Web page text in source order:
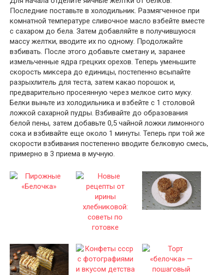
Последние поставьте в холодильник. Размягченное при
комнатной температуре сливочное масло взбейте вместе
с сахаром до бела. Затем добавляйте в получившуюся
массу желтки, вводите их по одному. Продолжайте
взбивать. После этого добавьте сметану и, заранее
измельченные ядра грецких орехов. Теперь уменьшите
скорость миксера до единицы, постепенно всыпайте
разрыхлитель для теста, затем какао порошок и,
предварительно просеянную через мелкое сито муку.
Белки выньте из холодильника и взбейте с 1 столовой
ложкой сахарной пудры. Взбивайте до образования
белой пены, затем добавьте 0,5 чайной ложки лимонного
сока и взбивайте еще около 1 минуты. Теперь при той же
скорости взбивания постепенно вводите белковую смесь,
примерно в 3 приема в мучную.